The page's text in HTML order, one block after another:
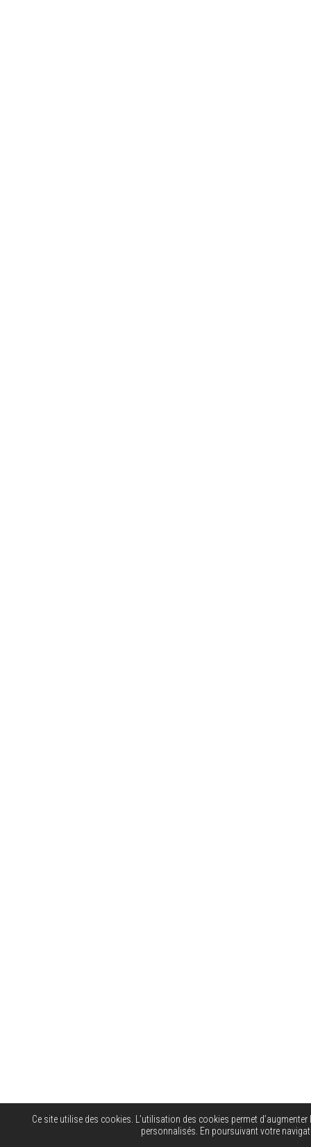
Ce site utilise des cookies. L’utilisation des cookies permet
personnalisés. En poursuivant votre